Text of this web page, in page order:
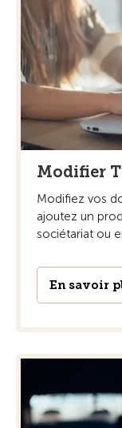
Modifier
Modifiez vos
ajoutez un
sociétariat ou
En savoir